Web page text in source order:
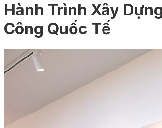
Hành Trình Xây
Công Quốc Tế